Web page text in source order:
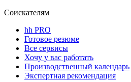
Соискателям
hh PRO
Готовое резюме
Все сервисы
Хочу у вас работать
Производственный календарь
Экспертная рекомендация